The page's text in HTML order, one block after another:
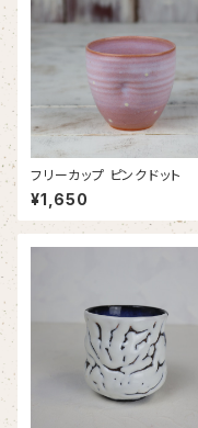
フリーカップ ピンクドット
¥1,650